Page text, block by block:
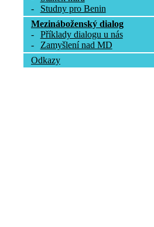
-
Studny pro Benin
Mezináboženský dialog
-
Příklady dialogu u nás
-
Zamyšlení nad MD
Odkazy